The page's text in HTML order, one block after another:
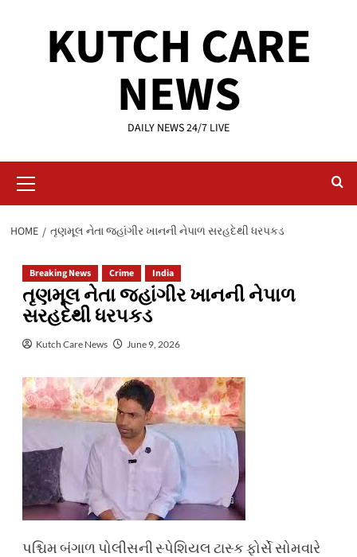
KUTCH CARE
NEWS
DAILY NEWS 24/7 LIVE
Menu
HOME તૃણમૂલ નેતા જહાંગીર ખાનની નેપાળ સરહદેથી ધરપકડ
Breaking News Crime India
તૃણમૂલ નેતા જહાંગીર ખાનની નેપાળ
સરહદેથી ધરપકડ
Kutch Care News June 9, 2026
પશ્ચિમ બંગાળ પોલીસની સ્પેશિયલ ટાસ્ક ફોર્સે સોમવારે